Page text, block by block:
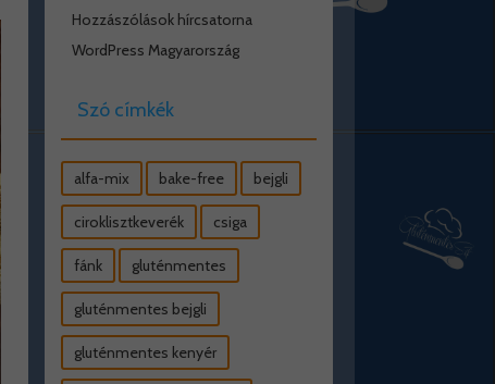
Hozzászólások hírcsatorna
WordPress Magyarország
Szó címkék
alfa-mix bake-free bejgli
ciroklisztkeverék csiga
fánk gluténmentes
gluténmentes bejgli
gluténmentes kenyér